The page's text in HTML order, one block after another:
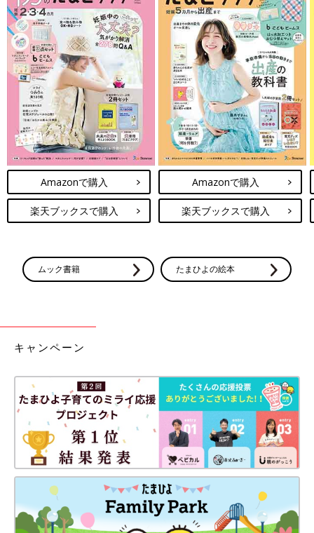
Amazonで購入
楽天ブックスで購入
Amazonで購入
楽天ブックスで購入
ムック書籍 たまひよの絵本
キャンペーン